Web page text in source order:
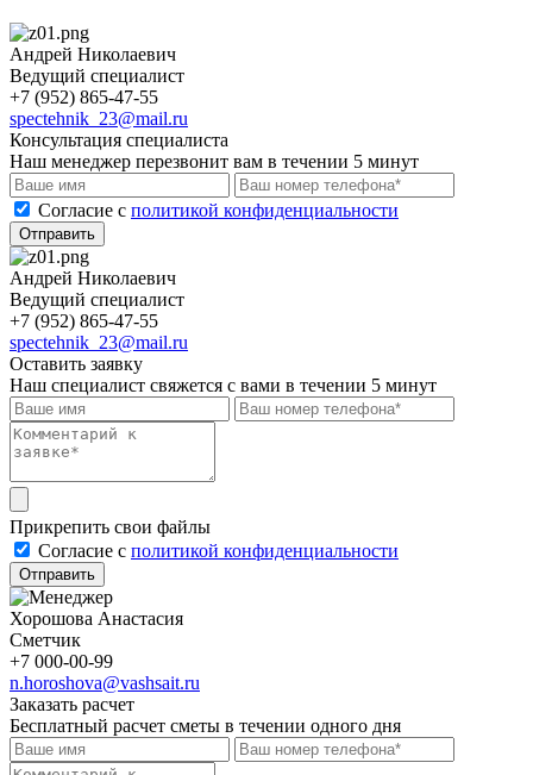
Андрей Николаевич
Ведущий специалист
+7 (952) 865-47-55
spectehnik_23@mail.ru
Консультация специалиста
Наш менеджер перезвонит вам в течении 5 минут
Cогласие с политикой конфиденциальности
Отправить
Андрей Николаевич
Ведущий специалист
+7 (952) 865-47-55
spectehnik_23@mail.ru
Оставить заявку
Наш специалист свяжется с вами в течении 5 минут
Прикрепить свои файлы
Cогласие с политикой конфиденциальности
Отправить
Хорошова Анастасия
Сметчик
+7 000-00-99
n.horoshova@vashsait.ru
Заказать расчет
Бесплатный расчет сметы в течении одного дня